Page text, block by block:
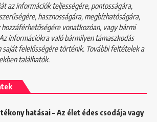
az információk teljességére, pontosságára,
hasznosságára, megbízhatóságára,
vonatkozóan, vagy bármi
információkra való bármilyen támaszkodás
saját felelősségére történik. További feltételek a
találhatók.
hatásai – Az élet édes csodája vagy